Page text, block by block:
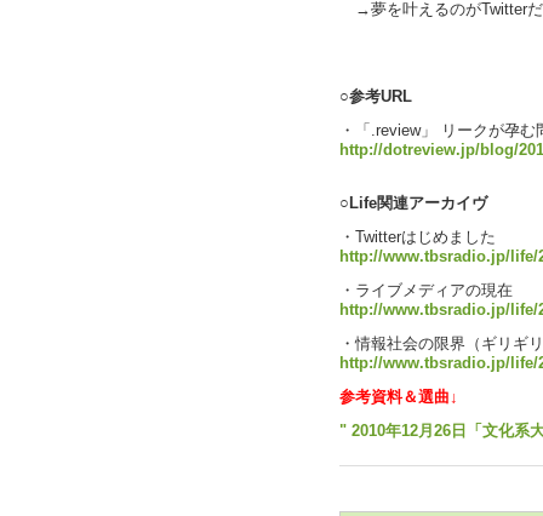
→夢を叶えるのがTwitter
○参考URL
・「.review」 リークが孕
http://dotreview.jp/blog/
○Life関連アーカイヴ
・Twitterはじめました
http://www.tbsradio.jp/life/
・ライブメディアの現在
http://www.tbsradio.jp/life/
・情報社会の限界（ギリギ
http://www.tbsradio.jp/life/
参考資料＆選曲↓
" 2010年12月26日「文化系